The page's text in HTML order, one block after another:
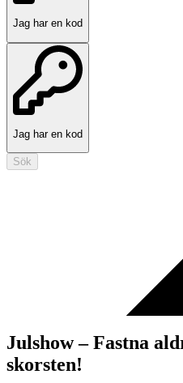
Jag har en kod
Jag har en kod
Sök
Julshow – Fastna
skorsten!